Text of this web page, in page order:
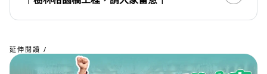
延伸閱讀 /